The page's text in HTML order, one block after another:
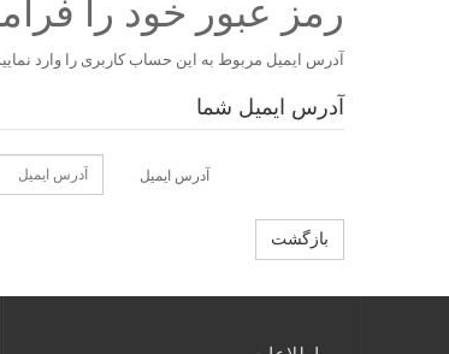
رمز عبور خود را
آدرس ايميل مربوط به اين حساب کاربری را وارد
آدرس ايميل شما
آدرس ایمیل
بازگشت